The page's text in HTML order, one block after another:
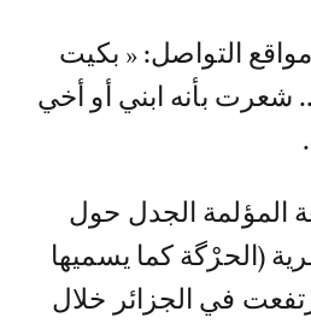
التواصل: « بكيت
شعرت بأنه ابني أو أخي
المؤلمة الجدل حول
(الحرْگة كما يسميها
في الجزائر خلال